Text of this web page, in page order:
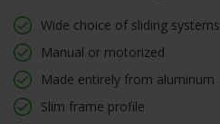
Wide choice of sliding systems
Manual or motorized
Made entirely from aluminum
Slim frame profile